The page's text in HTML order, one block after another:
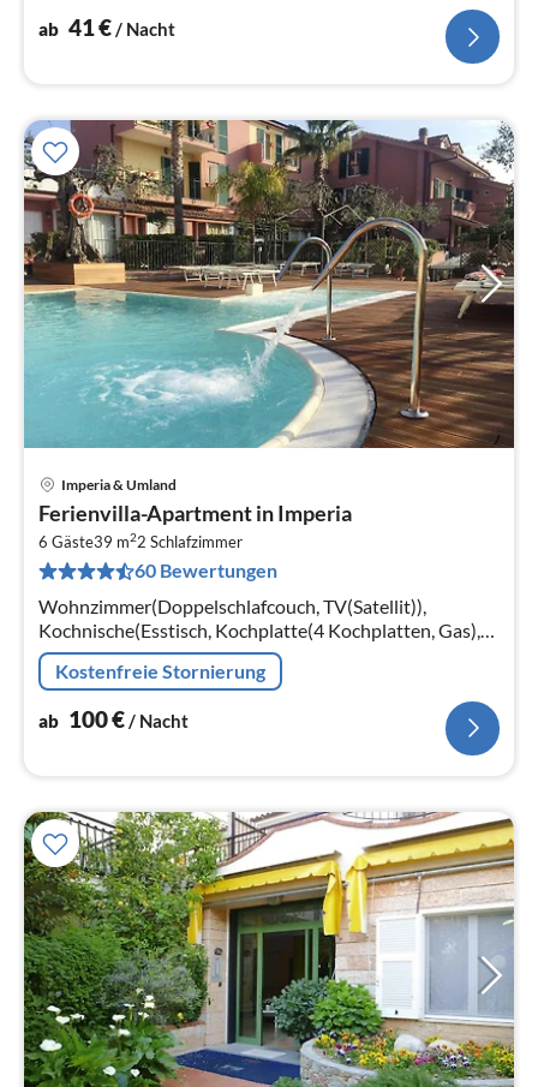
ab 41€/ Nacht
Imperia & Umland
Ferienvilla-Apartment in Imperia
6 Gäste39 m22 Schlafzimmer
60 Bewertungen
Wohnzimmer(Doppelschlafcouch, TV(Satellit)),
Kochnische(Esstisch, Kochplatte(4 Kochplatten, Gas),
Mikrowelle, Spülmaschine, Kühl-/Gefrierkombination),
Schlafzimmer(Doppelbett)
Kostenfreie Stornierung
ab 100€/ Nacht